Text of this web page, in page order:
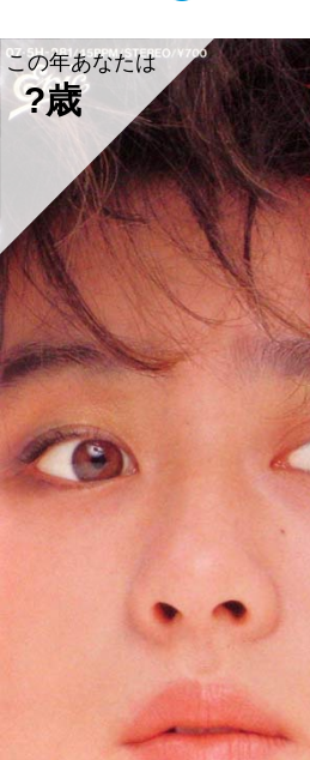
この年あなたは
?歳